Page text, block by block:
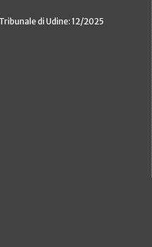
di Udine: 12/2025